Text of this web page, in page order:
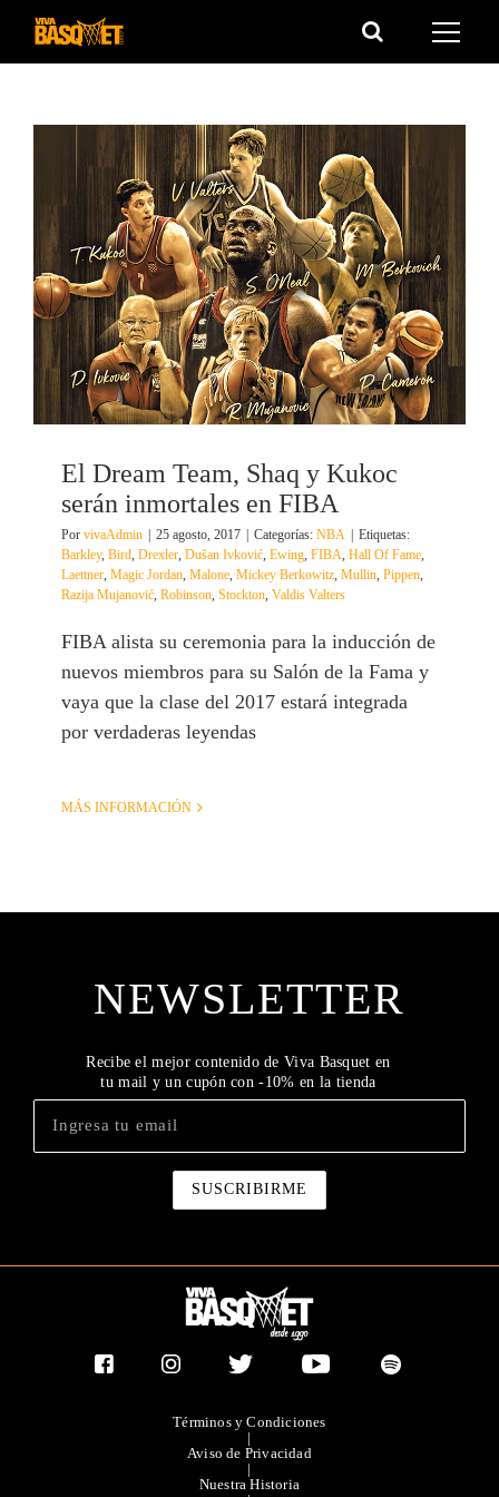
Saltar
El Dream Team, Shaq y Kukoc
serán inmortales en FIBA
Por vivaAdmin 25 agosto, 2017 Categorías: NBA
Etiquetas:
Barkley, Bird, Drexler, Dušan Ivković, Ewing, FIBA, Hall Of Fame,
Laettner, Magic Jordan, Malone, Mickey Berkowitz, Mullin, Pippen,
Razija Mujanović, Robinson, Stockton, Valdis Valters
FIBA alista su ceremonia para la inducción de
nuevos miembros para su Salón de la Fama y
vaya que la clase del 2017 estará integrada
por verdaderas leyendas
MÁS INFORMACIÓN
NEWSLETTER
Recibe el mejor contenido de Viva Basquet en
tu mail y un cupón con -10% en la tienda
Términos y Condiciones
|
Aviso de Privacidad
|
Nuestra Historia